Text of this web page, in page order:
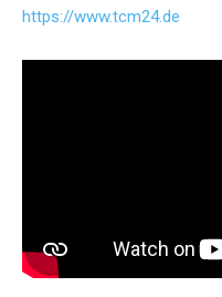
https://www.tcm24.de